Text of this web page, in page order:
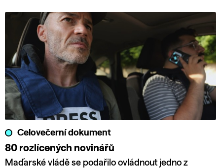
Celovečerní dokument
80 rozlícených novinářů
Maďarské vládě se podařilo ovládnout jedno z